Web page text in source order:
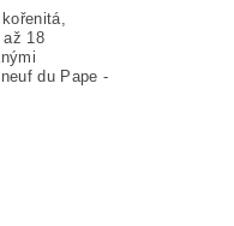
18
du Pape -